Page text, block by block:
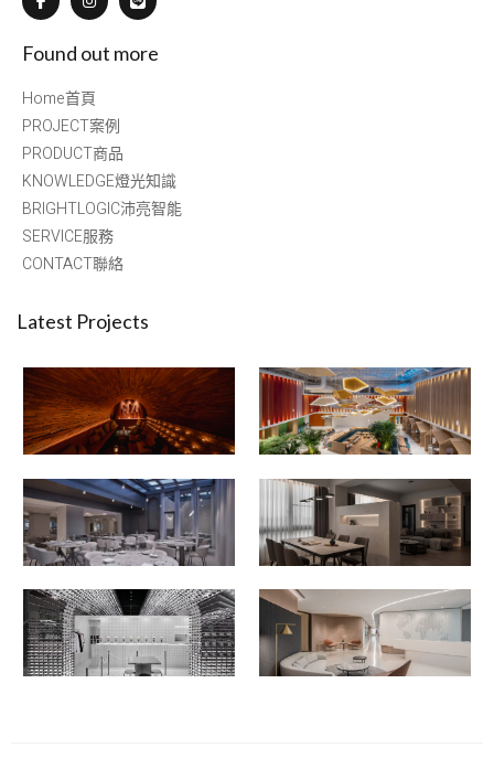
Found out more
Home首頁
PROJECT案例
PRODUCT商品
KNOWLEDGE燈光知識
BRIGHTLOGIC沛亮智能
SERVICE服務
CONTACT聯絡
Latest Projects